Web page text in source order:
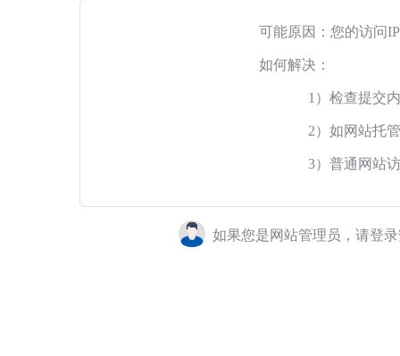
可能原因：您的访问
如何解决：
1）检查提交
2）如网站托
3）普通网站
如果您是网站管理员，请登